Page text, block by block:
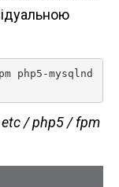
/ php5 / fpm